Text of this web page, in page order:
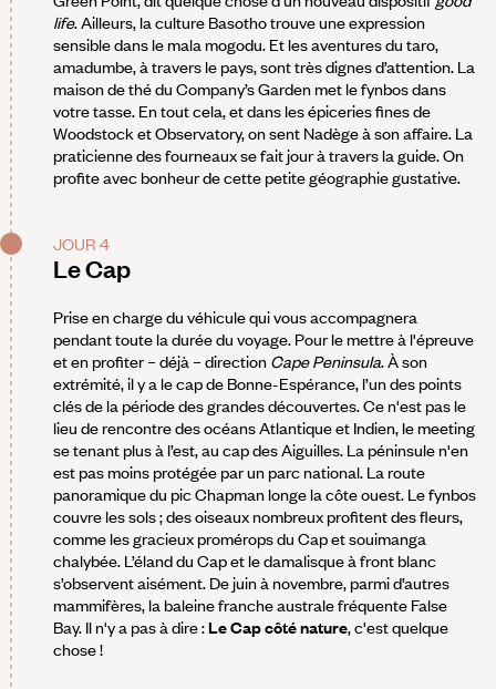
life. Ailleurs, la culture Basotho trouve une expression
sensible dans le mala mogodu. Et les aventures du taro,
amadumbe, à travers le pays, sont très dignes d’attention. La
maison de thé du Company’s Garden met le fynbos dans
votre tasse. En tout cela, et dans les épiceries fines de
Woodstock et Observatory, on sent Nadège à son affaire. La
praticienne des fourneaux se fait jour à travers la guide. On
profite avec bonheur de cette petite géographie gustative.
JOUR 4
Le Cap
Prise en charge du véhicule qui vous accompagnera
pendant toute la durée du voyage. Pour le mettre à l'épreuve
et en profiter – déjà – direction Cape Peninsula. À son
extrémité, il y a le cap de Bonne-Espérance, l’un des points
clés de la période des grandes découvertes. Ce n'est pas le
lieu de rencontre des océans Atlantique et Indien, le meeting
se tenant plus à l’est, au cap des Aiguilles. La péninsule n'en
est pas moins protégée par un parc national. La route
panoramique du pic Chapman longe la côte ouest. Le fynbos
couvre les sols ; des oiseaux nombreux profitent des fleurs,
comme les gracieux promérops du Cap et souimanga
chalybée. L’éland du Cap et le damalisque à front blanc
s’observent aisément. De juin à novembre, parmi d’autres
mammifères, la baleine franche australe fréquente False
Bay. Il n'y a pas à dire :Le Cap côté nature, c'est quelque
chose !